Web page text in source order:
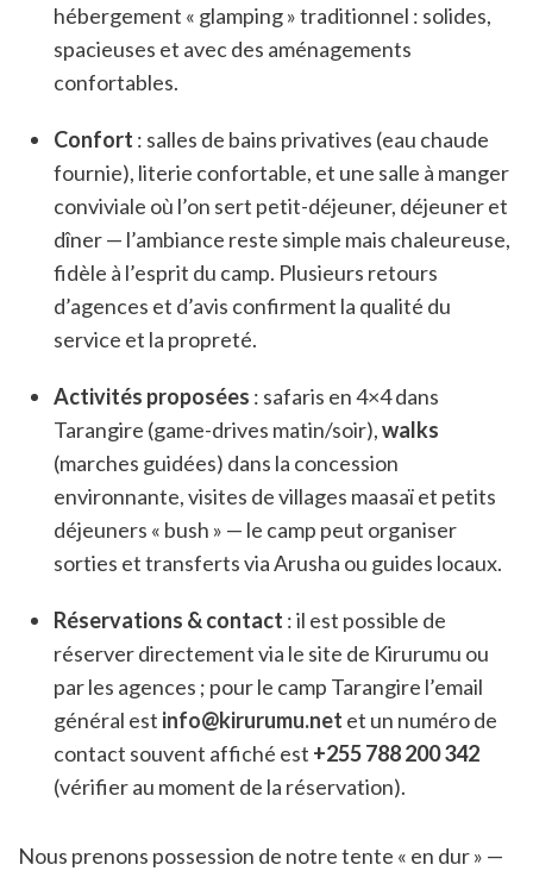
hébergement « glamping » traditionnel : solides,
spacieuses et avec des aménagements
confortables.
Confort : salles de bains privatives (eau chaude
fournie), literie confortable, et une salle à manger
conviviale où l’on sert petit-déjeuner, déjeuner et
dîner — l’ambiance reste simple mais chaleureuse,
fidèle à l’esprit du camp. Plusieurs retours
d’agences et d’avis confirment la qualité du
service et la propreté.
Activités proposées : safaris en 4×4 dans
Tarangire (game-drives matin/soir),walks
(marches guidées) dans la concession
environnante, visites de villages maasaï et petits
déjeuners « bush » — le camp peut organiser
sorties et transferts via Arusha ou guides locaux.
Réservations & contact : il est possible de
réserver directement via le site de Kirurumu ou
par les agences ; pour le camp Tarangire l’email
général est info@kirurumu.net et un numéro de
contact souvent affiché est +255 788 200 342
(vérifier au moment de la réservation).
Nous prenons possession de notre tente « en dur » —